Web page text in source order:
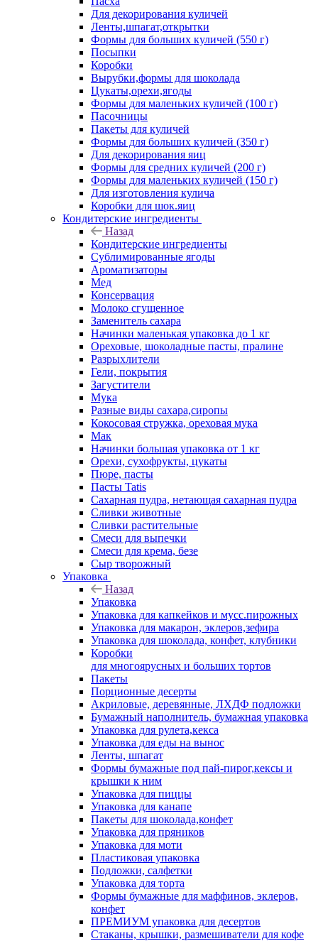
Для декорирования куличей
Ленты,шпагат,открытки
Формы для больших куличей (550 г)
Посыпки
Коробки
Вырубки,формы для шоколада
Цукаты,орехи,ягоды
Формы для маленьких куличей (100 г)
Пасочницы
Пакеты для куличей
Формы для больших куличей (350 г)
Для декорирования яиц
Формы для средних куличей (200 г)
Формы для маленьких куличей (150 г)
Для изготовления кулича
Коробки для шок.яиц
Кондитерские ингредиенты
Назад
Кондитерские ингредиенты
Сублимированные ягоды
Ароматизаторы
Мед
Консервация
Молоко сгущенное
Заменитель сахара
Начинки маленькая упаковка до 1 кг
Ореховые, шоколадные пасты, пралине
Разрыхлители
Гели, покрытия
Загустители
Мука
Разные виды сахара,сиропы
Кокосовая стружка, ореховая мука
Мак
Начинки большая упаковка от 1 кг
Орехи, сухофрукты, цукаты
Пюре, пасты
Пасты Tatis
Сахарная пудра, нетающая сахарная пудра
Сливки животные
Сливки растительные
Смеси для выпечки
Смеси для крема, безе
Сыр творожный
Упаковка
Назад
Упаковка
Упаковка для капкейков и мусс.пирожных
Упаковка для макарон, эклеров,зефира
Упаковка для шоколада, конфет, клубники
Коробки
для многоярусных и больших тортов
Пакеты
Порционные десерты
Акриловые, деревянные, ЛХДФ подложки
Бумажный наполнитель, бумажная упаковка
Упаковка для рулета,кекса
Упаковка для еды на вынос
Ленты, шпагат
Формы бумажные под пай-пирог,кексы и
крышки к ним
Упаковка для пиццы
Упаковка для канапе
Пакеты для шоколада,конфет
Упаковка для пряников
Упаковка для моти
Пластиковая упаковка
Подложки, салфетки
Упаковка для торта
Формы бумажные для маффинов, эклеров,
конфет
ПРЕМИУМ упаковка для десертов
Стаканы, крышки, размешиватели для кофе